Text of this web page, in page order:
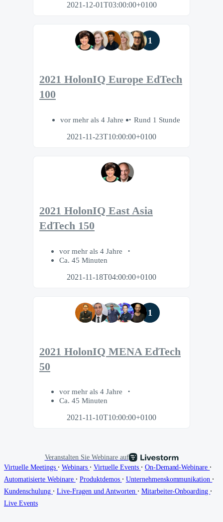
2021-12-01T03:00:00+0100
1
2021 HolonIQ Europe EdTech
100
vor mehr als 4 Jahre
Rund 1 Stunde
2021-11-23T10:00:00+0100
2021 HolonIQ East Asia
EdTech 150
vor mehr als 4 Jahre
Ca. 45 Minuten
2021-11-18T04:00:00+0100
1
2021 HolonIQ MENA EdTech
50
vor mehr als 4 Jahre
Ca. 45 Minuten
2021-11-10T10:00:00+0100
Veranstalten Sie Webinare auf
Virtuelle Meetings ∙ Webinars ∙ Virtuelle Events ∙ On-Demand-Webinare ∙
Automatisierte Webinare ∙ Produktdemos ∙ Unternehmenskommunikation ∙
Kundenschulung ∙ Live-Fragen und Antworten ∙ Mitarbeiter-Onboarding ∙
Live Events